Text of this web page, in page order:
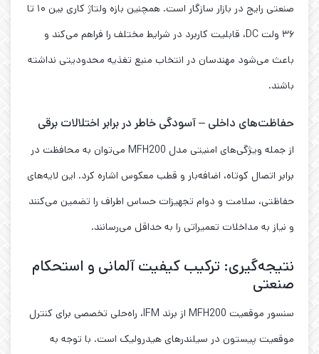
صنعتی رایج در بازار سازگار است. همچنین بازه ولتاژ کاری بین ۱۰ تا
۳۶ ولت DC، قابلیت کاربرد در شرایط مختلف را فراهم می‌کند و
باعث می‌شود مهندسان در انتخاب منبع تغذیه محدودیتی نداشته
باشند.
حفاظت‌های داخلی – آسودگی خاطر در برابر اختلالات برقی
از جمله ویژگی‌های امنیتی مدل MFH200 می‌توان به محافظت در
برابر اتصال کوتاه، اضافه‌بار و قطب معکوس اشاره کرد. این لایه‌های
حفاظتی، سلامت و دوام تجهیزات حساس اطراف را تضمین می‌کنند
و نیاز به مداخلات تعمیراتی را به حداقل می‌رسانند.
نتیجه‌گیری: ترکیب کیفیت آلمانی و استحکام
صنعتی
سنسور موقعیت MFH200 از برند IFM، راه‌حلی تخصصی برای کنترل
موقعیت پیستون در سیلندرهای هیدرولیک است. با توجه به